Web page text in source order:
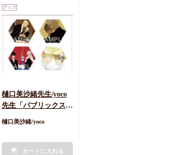
グッズ
樋口美沙緒先生/yoco
先生「パブリックスク
り愛をこめてIIー」ト
コースター（全4種）
樋口美沙緒/yoco
カートに入れる